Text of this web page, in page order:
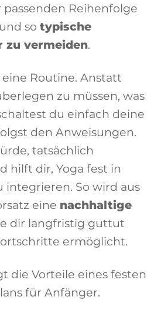
Reihenfolge
sotypische
zu vermeiden.
Routine. Anstatt
zu müssen, was
du einfach deine
den Anweisungen.
tatsächlich
hilft dir, Yoga fest in
integrieren. So wird aus
eine nachhaltige
dir langfristig guttut
ermöglicht.